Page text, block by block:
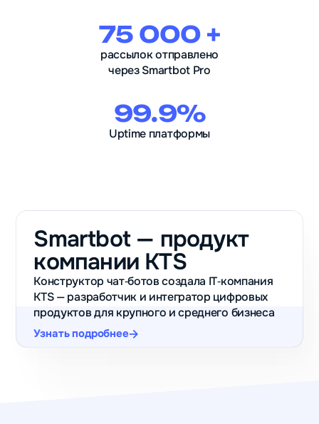
75 000 +
рассылок отправлено
через Smartbot Pro
99.9%
Uptime платформы
Smartbot — продукт
компании KTS
Конструктор чат‑ботов создала IT‑компания
KTS — разработчик и интегратор цифровых
продуктов для крупного и среднего бизнеса
Узнать подробнее